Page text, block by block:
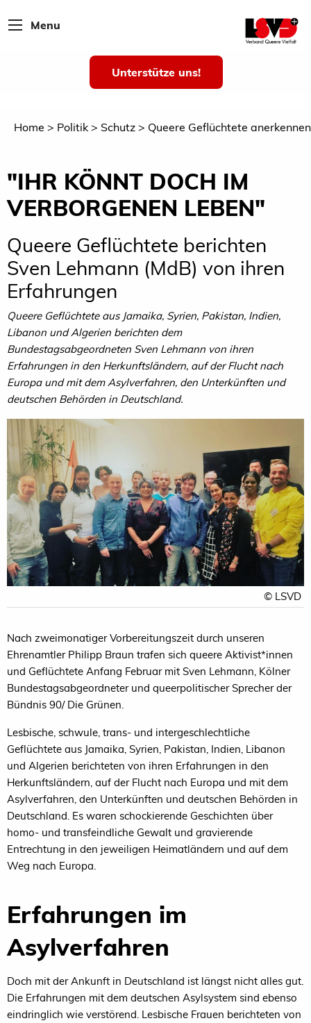
Menu
Unterstütze uns!
Home Politik Schutz Queere Geflüchtete anerkennen
"IHR KÖNNT DOCH IM
VERBORGENEN LEBEN"
Queere Geflüchtete berichten
Sven Lehmann (MdB) von ihren
Erfahrungen
Queere Geflüchtete aus Jamaika, Syrien, Pakistan, Indien,
Libanon und Algerien berichten dem
Bundestagsabgeordneten Sven Lehmann von ihren
Erfahrungen in den Herkunftsländern, auf der Flucht nach
Europa und mit dem Asylverfahren, den Unterkünften und
deutschen Behörden in Deutschland.
© LSVD
Nach zweimonatiger Vorbereitungszeit durch unseren
Ehrenamtler Philipp Braun trafen sich queere Aktivist*innen
und Geflüchtete Anfang Februar mit Sven Lehmann, Kölner
Bundestagsabgeordneter und queerpolitischer Sprecher der
Bündnis 90/ Die Grünen.
Lesbische, schwule, trans- und intergeschlechtliche
Geflüchtete aus Jamaika, Syrien, Pakistan, Indien, Libanon
und Algerien berichteten von ihren Erfahrungen in den
Herkunftsländern, auf der Flucht nach Europa und mit dem
Asylverfahren, den Unterkünften und deutschen Behörden in
Deutschland. Es waren schockierende Geschichten über
homo- und transfeindliche Gewalt und gravierende
Entrechtung in den jeweiligen Heimatländern und auf dem
Weg nach Europa.
Erfahrungen im
Asylverfahren
Doch mit der Ankunft in Deutschland ist längst nicht alles gut.
Die Erfahrungen mit dem deutschen Asylsystem sind ebenso
eindringlich wie verstörend. Lesbische Frauen berichteten von